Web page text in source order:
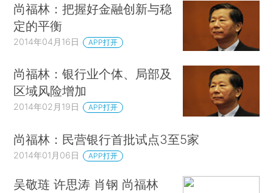
尚福林：把握好金融创新与稳
定的平衡
2014年04月16日 APP打开
尚福林：银行业个体、局部及
区域风险增加
2014年02月19日 APP打开
尚福林：民营银行首批试点3至5家
2014年01月06日 APP打开
吴敬琏 许思涛 肖钢 尚福林